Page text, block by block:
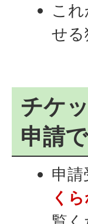
こ
せる
チケ
申請
申請
く